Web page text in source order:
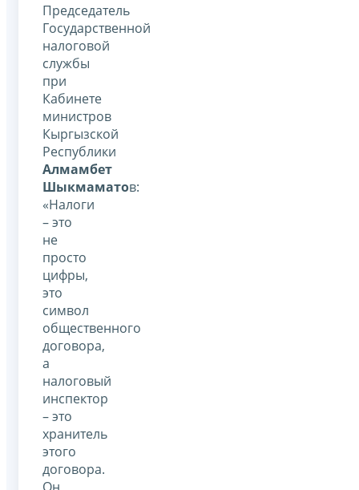
Председатель
Государственной
налоговой
службы
при
Кабинете
министров
Кыргызской
Республики
Алмамбет
Шыкмаматов:
«Налоги
– это
не
просто
цифры,
это
символ
общественного
договора,
а
налоговый
инспектор
– это
хранитель
этого
договора.
Он